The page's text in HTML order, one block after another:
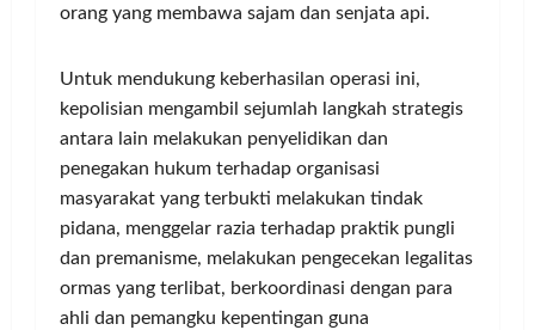
orang yang membawa sajam dan senjata api.
Untuk mendukung keberhasilan operasi ini,
kepolisian mengambil sejumlah langkah strategis
antara lain melakukan penyelidikan dan
penegakan hukum terhadap organisasi
masyarakat yang terbukti melakukan tindak
pidana, menggelar razia terhadap praktik pungli
dan premanisme, melakukan pengecekan legalitas
ormas yang terlibat, berkoordinasi dengan para
ahli dan pemangku kepentingan guna